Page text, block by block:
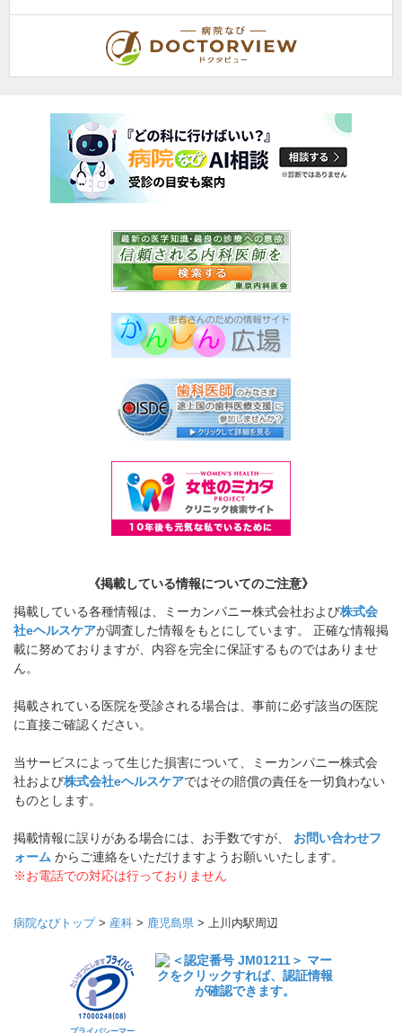
《掲載している情報についてのご注意》
掲載している各種情報は、ミーカンパニー株式会社および株式会
社eヘルスケアが調査した情報をもとにしています。 正確な情報掲
載に努めておりますが、内容を完全に保証するものではありませ
ん。
掲載されている医院を受診される場合は、事前に必ず該当の医院
に直接ご確認ください。
当サービスによって生じた損害について、ミーカンパニー株式会
社および株式会社eヘルスケアではその賠償の責任を一切負わない
ものとします。
掲載情報に誤りがある場合には、お手数ですが、 お問い合わせフ
ォーム からご連絡をいただけますようお願いいたします。
※お電話での対応は行っておりません
病院なびトップ> 産科 > 鹿児島県 > 上川内駅周辺